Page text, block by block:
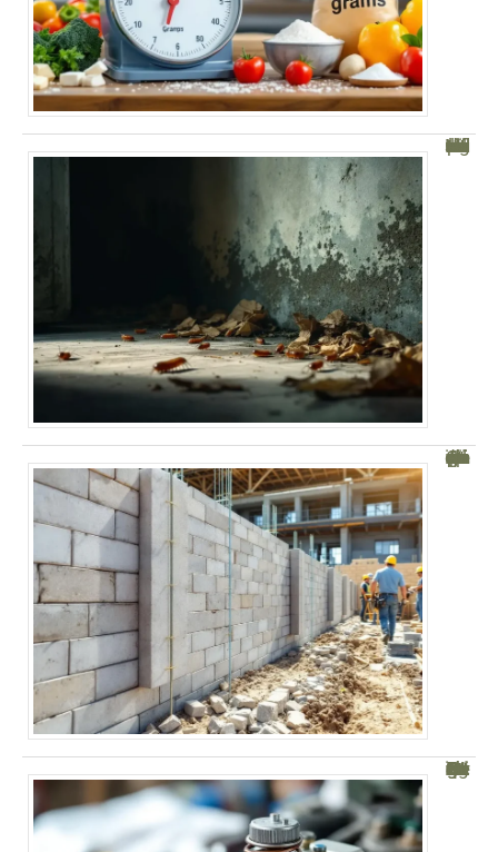
Mille-patte dans la maison : signification et conseils utiles
Distance poteau raidisseur mur parpaing : Guide pratique et conseils
Guide Pratique : Montage Ressort Carburateur Briggs et Stratton